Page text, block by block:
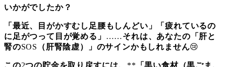
いかがでしたか？
「最近、目がかすむし足腰もしんどい」「疲れているの
に足がつって目が覚める」 ……それは、あなたの「肝と
腎のSOS （肝腎陰虚）」のサインかもしれません😢
この2つの貯金を取り戻すには、 ** 「黒い食材（黒ごま、